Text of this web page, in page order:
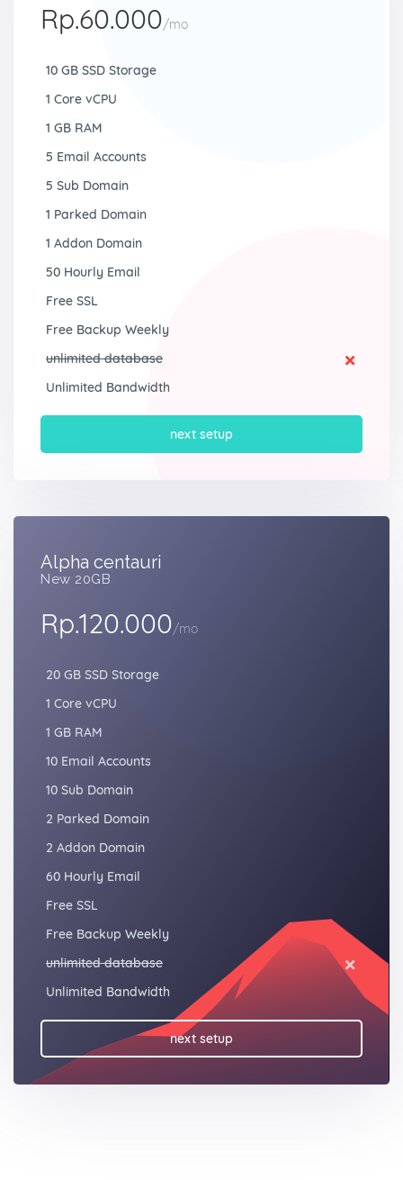
Rp.60.000/mo
10 GB SSD Storage
1 Core vCPU
1 GB RAM
5 Email Accounts
5 Sub Domain
1 Parked Domain
1 Addon Domain
50 Hourly Email
Free SSL
Free Backup Weekly
unlimited database
Unlimited Bandwidth
next setup
Alpha centauri
New 20GB
Rp.120.000/mo
20 GB SSD Storage
1 Core vCPU
1 GB RAM
10 Email Accounts
10 Sub Domain
2 Parked Domain
2 Addon Domain
60 Hourly Email
Free SSL
Free Backup Weekly
unlimited database
Unlimited Bandwidth
next setup